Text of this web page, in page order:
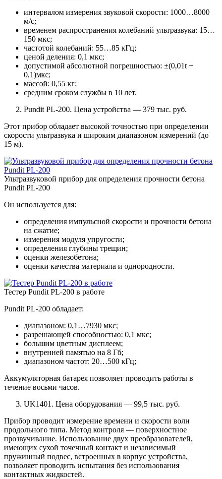
интервалом измерения звуковой скорости: 1000…8000
м/с;
временем распространения колебаний ультразвука: 15…
150 мкс;
частотой колебаний: 55…85 кГц;
ценой деления: 0,1 мкс;
допустимой абсолютной погрешностью: ±(0,01t +
0,1)мкс;
массой: 0,55 кг;
средним сроком службы в 10 лет.
Pundit PL-200. Цена устройства — 379 тыс. руб.
Этот прибор обладает высокой точностью при определении
скорости ультразвука и широким диапазоном измерений (до
15 м).
Ультразвуковой прибор для определения прочности бетона
Pundit PL-200
Он используется для:
определения импульсной скорости и прочности бетона
на сжатие;
измерения модуля упругости;
определения глубины трещин;
оценки железобетона;
оценки качества материала и однородности.
Тестер Pundit PL-200 в работе
Pundit PL-200 обладает:
диапазоном: 0,1…7930 мкс;
разрешающей способностью: 0,1 мкс;
большим цветным дисплеем;
внутренней памятью на 8 Гб;
диапазоном частот: 20…500 кГц;
Аккумуляторная батарея позволяет проводить работы в
течение восьми часов.
UK1401. Цена оборудования — 99,5 тыс. руб.
Прибор проводит измерение времени и скорости волн
продольного типа. Метод контроля — поверхностное
прозвучивание. Использование двух преобразователей,
имеющих сухой точечный контакт и независимый
пружинный подвес, встроенных в корпус устройства,
позволяет проводить испытания без использования
контактных жидкостей.